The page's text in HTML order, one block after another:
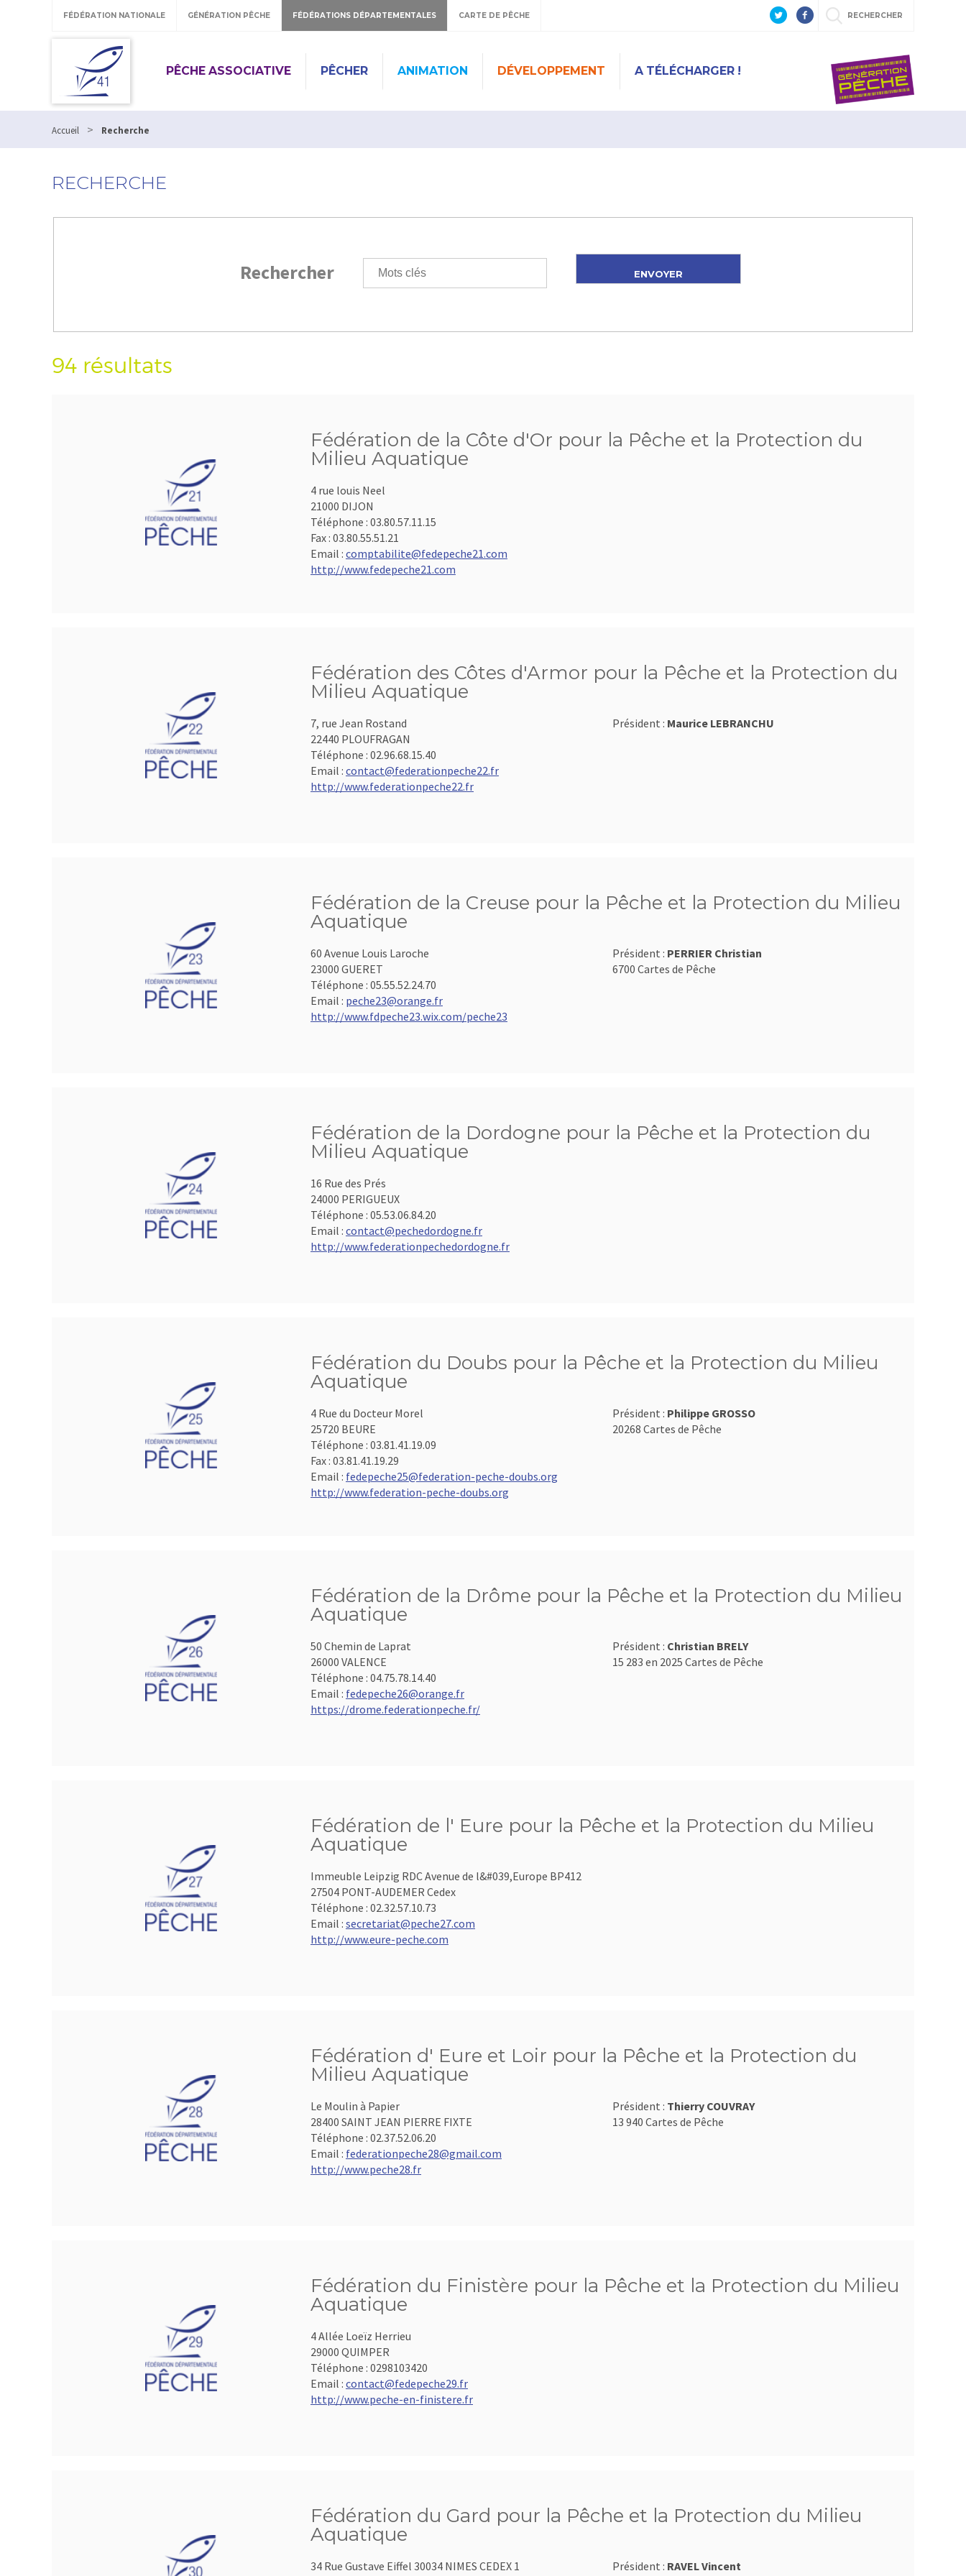
FÉDÉRATION NATIONALE GÉNÉRATION PÊCHE FÉDÉRATIONS DÉPARTEMENTALES CARTE DE PÊCHE RECHERCHER
PÊCHE ASSOCIATIVE PÊCHER ANIMATION DÉVELOPPEMENT A TÉLÉCHARGER !
Accueil > Recherche
RECHERCHE
Rechercher
94 résultats
Fédération de la Côte d'Or pour la Pêche et la Protection du
Milieu Aquatique
4 rue louis Neel
21000 DIJON
Téléphone : 03.80.57.11.15
Fax : 03.80.55.51.21
Email : comptabilite@fedepeche21.com
http://www.fedepeche21.com
Fédération des Côtes d'Armor pour la Pêche et la Protection du
Milieu Aquatique
7, rue Jean Rostand
22440 PLOUFRAGAN
Téléphone : 02.96.68.15.40
Email : contact@federationpeche22.fr
http://www.federationpeche22.fr
Président : Maurice LEBRANCHU
Fédération de la Creuse pour la Pêche et la Protection du Milieu
Aquatique
60 Avenue Louis Laroche
23000 GUERET
Téléphone : 05.55.52.24.70
Email : peche23@orange.fr
http://www.fdpeche23.wix.com/peche23
Président : PERRIER Christian
6700 Cartes de Pêche
Fédération de la Dordogne pour la Pêche et la Protection du
Milieu Aquatique
16 Rue des Prés
24000 PERIGUEUX
Téléphone : 05.53.06.84.20
Email : contact@pechedordogne.fr
http://www.federationpechedordogne.fr
Fédération du Doubs pour la Pêche et la Protection du Milieu
Aquatique
4 Rue du Docteur Morel
25720 BEURE
Téléphone : 03.81.41.19.09
Fax : 03.81.41.19.29
Email : fedepeche25@federation-peche-doubs.org
http://www.federation-peche-doubs.org
Président : Philippe GROSSO
20268 Cartes de Pêche
Fédération de la Drôme pour la Pêche et la Protection du Milieu
Aquatique
50 Chemin de Laprat
26000 VALENCE
Téléphone : 04.75.78.14.40
Email : fedepeche26@orange.fr
https://drome.federationpeche.fr/
Président : Christian BRELY
15 283 en 2025 Cartes de Pêche
Fédération de l' Eure pour la Pêche et la Protection du Milieu
Aquatique
Immeuble Leipzig RDC Avenue de l&#039,Europe BP412
27504 PONT-AUDEMER Cedex
Téléphone : 02.32.57.10.73
Email : secretariat@peche27.com
http://www.eure-peche.com
Fédération d' Eure et Loir pour la Pêche et la Protection du
Milieu Aquatique
Le Moulin à Papier
28400 SAINT JEAN PIERRE FIXTE
Téléphone : 02.37.52.06.20
Email : federationpeche28@gmail.com
http://www.peche28.fr
Président : Thierry COUVRAY
13 940 Cartes de Pêche
Fédération du Finistère pour la Pêche et la Protection du Milieu
Aquatique
4 Allée Loeïz Herrieu
29000 QUIMPER
Téléphone : 0298103420
Email : contact@fedepeche29.fr
http://www.peche-en-finistere.fr
Fédération du Gard pour la Pêche et la Protection du Milieu
Aquatique
34 Rue Gustave Eiffel 30034 NIMES CEDEX 1
Président : RAVEL Vincent